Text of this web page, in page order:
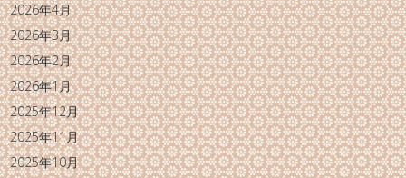
2026年4月
2026年3月
2026年2月
2026年1月
2025年12月
2025年11月
2025年10月